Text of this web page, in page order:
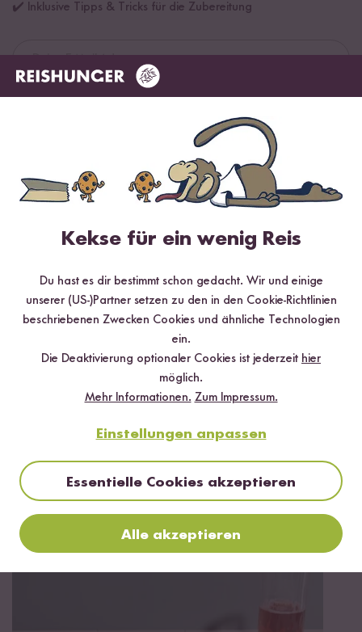
✔️ Inklusive Tipps & Tricks für die Zubereitung
*Das Digitale Rezeptbuch wird dir nach vollständiger Anmeldung zum Newsletter
Mehr Rezepte mit Natives Olivenöl
Antipasti Platte
Kekse für ein wenig Reis
Du hast es dir bestimmt schon gedacht. Wir und einige
unserer (US-)Partner setzen zu den in den Cookie-Richtlinien
beschriebenen Zwecken Cookies und ähnliche Technologien
ein.
Die Deaktivierung optionaler Cookies ist jederzeit hier
möglich.
Mehr Informationen. Zum Impressum.
Einstellungen anpassen
Essentielle Cookies akzeptieren
Alle akzeptieren